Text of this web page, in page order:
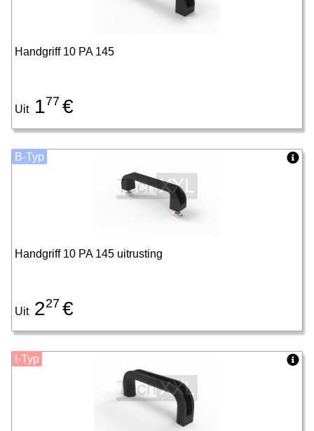
Handgriff 10 PA 145
Uit177 €
Handgriff 10 PA 145 uitrusting
Uit227 €
B-Typ
I-Typ